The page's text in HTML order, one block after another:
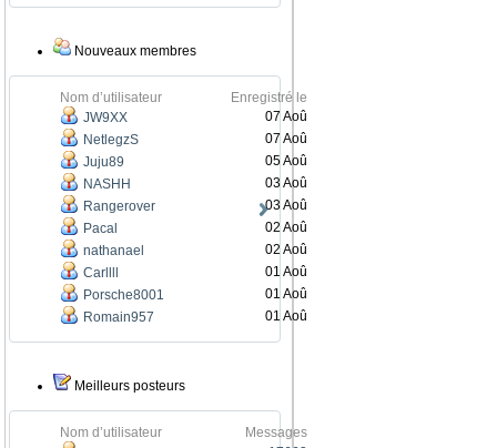
Nouveaux membres
Nom d’utilisateur
Enregistré le
JW9XX
07 Aoû
NetlegzS
07 Aoû
Juju89
05 Aoû
NASHH
03 Aoû
Rangerover
03 Aoû
Pacal
02 Aoû
nathanael
02 Aoû
Carllll
01 Aoû
Porsche8001
01 Aoû
Romain957
01 Aoû
Meilleurs posteurs
Nom d’utilisateur
Messages